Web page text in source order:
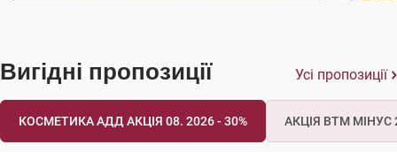
Вигідні пропозиції Усі пропозиції
КОСМЕТИКА АДД АКЦІЯ 08. 2026 - 30% АКЦІЯ ВТМ МІНУС